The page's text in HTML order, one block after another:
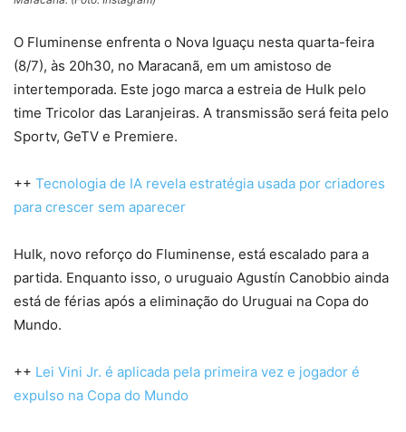
O Fluminense enfrenta o Nova Iguaçu nesta quarta-feira
(8/7), às 20h30, no Maracanã, em um amistoso de
intertemporada. Este jogo marca a estreia de Hulk pelo
time Tricolor das Laranjeiras. A transmissão será feita pelo
Sportv, GeTV e Premiere.
++ Tecnologia de IA revela estratégia usada por criadores
para crescer sem aparecer
Hulk, novo reforço do Fluminense, está escalado para a
partida. Enquanto isso, o uruguaio Agustín Canobbio ainda
está de férias após a eliminação do Uruguai na Copa do
Mundo.
++ Lei Vini Jr. é aplicada pela primeira vez e jogador é
expulso na Copa do Mundo